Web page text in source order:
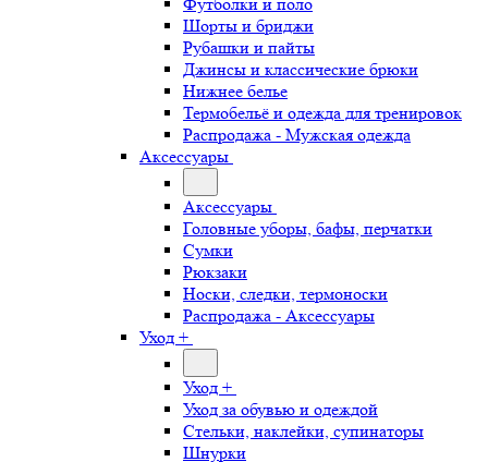
Шорты и бриджи
Рубашки и пайты
Джинсы и классические брюки
Нижнее белье
Термобельё и одежда для тренировок
Распродажа - Мужская одежда
Аксессуары
Аксессуары
Головные уборы, бафы, перчатки
Сумки
Рюкзаки
Носки, следки, термоноски
Распродажа - Аксессуары
Уход +
Уход +
Уход за обувью и одеждой
Стельки, наклейки, супинаторы
Шнурки